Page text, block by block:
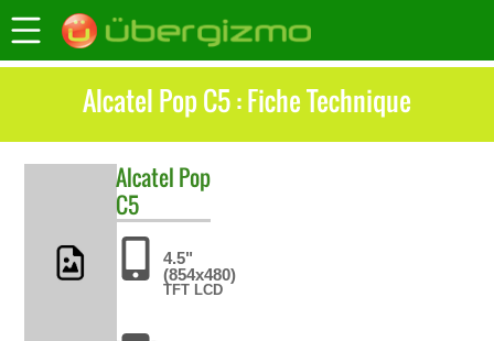
Alcatel Pop C5 : Fiche Technique
Alcatel Pop
C5
4.5"
(854x480)
TFT LCD